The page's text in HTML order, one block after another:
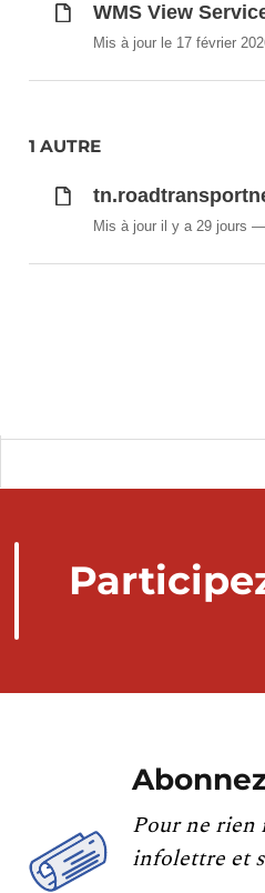
WMS View
Mis à jour le 17 février
1 AUTRE
Mis à jour il y a 29 jours
Pour ne rien
infolettre et